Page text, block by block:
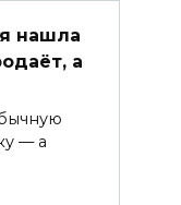
нашла
а
— а